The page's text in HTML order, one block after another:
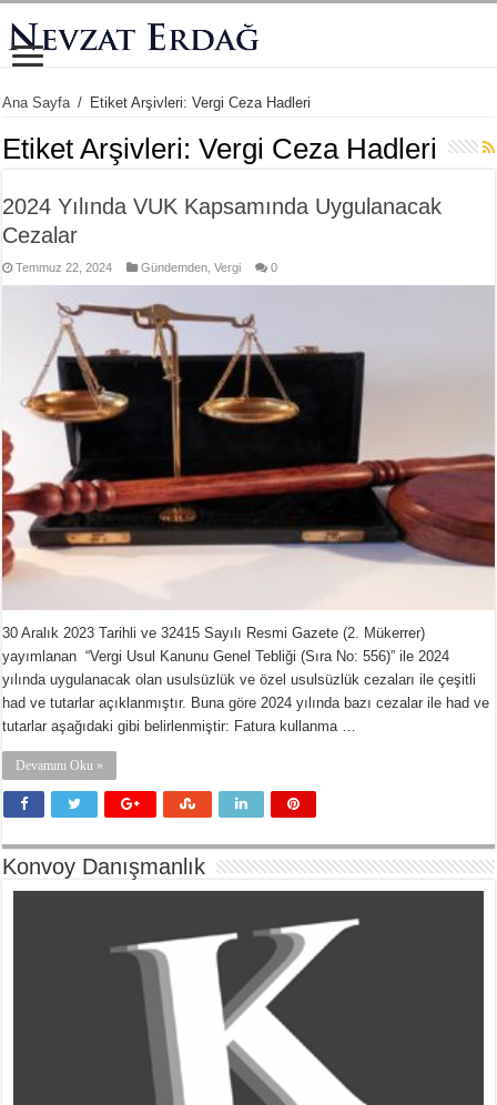
Ana Sayfa / Etiket Arşivleri: Vergi Ceza Hadleri
Etiket Arşivleri:Vergi Ceza Hadleri
2024 Yılında VUK Kapsamında Uygulanacak
Cezalar
Temmuz 22, 2024 Gündemden ,Vergi 0
30 Aralık 2023 Tarihli ve 32415 Sayılı Resmi Gazete (2. Mükerrer)
yayımlanan “Vergi Usul Kanunu Genel Tebliği (Sıra No: 556)” ile 2024
yılında uygulanacak olan usulsüzlük ve özel usulsüzlük cezaları ile çeşitli
had ve tutarlar açıklanmıştır. Buna göre 2024 yılında bazı cezalar ile had ve
tutarlar aşağıdaki gibi belirlenmiştir: Fatura kullanma …
Devamını Oku »
Konvoy Danışmanlık